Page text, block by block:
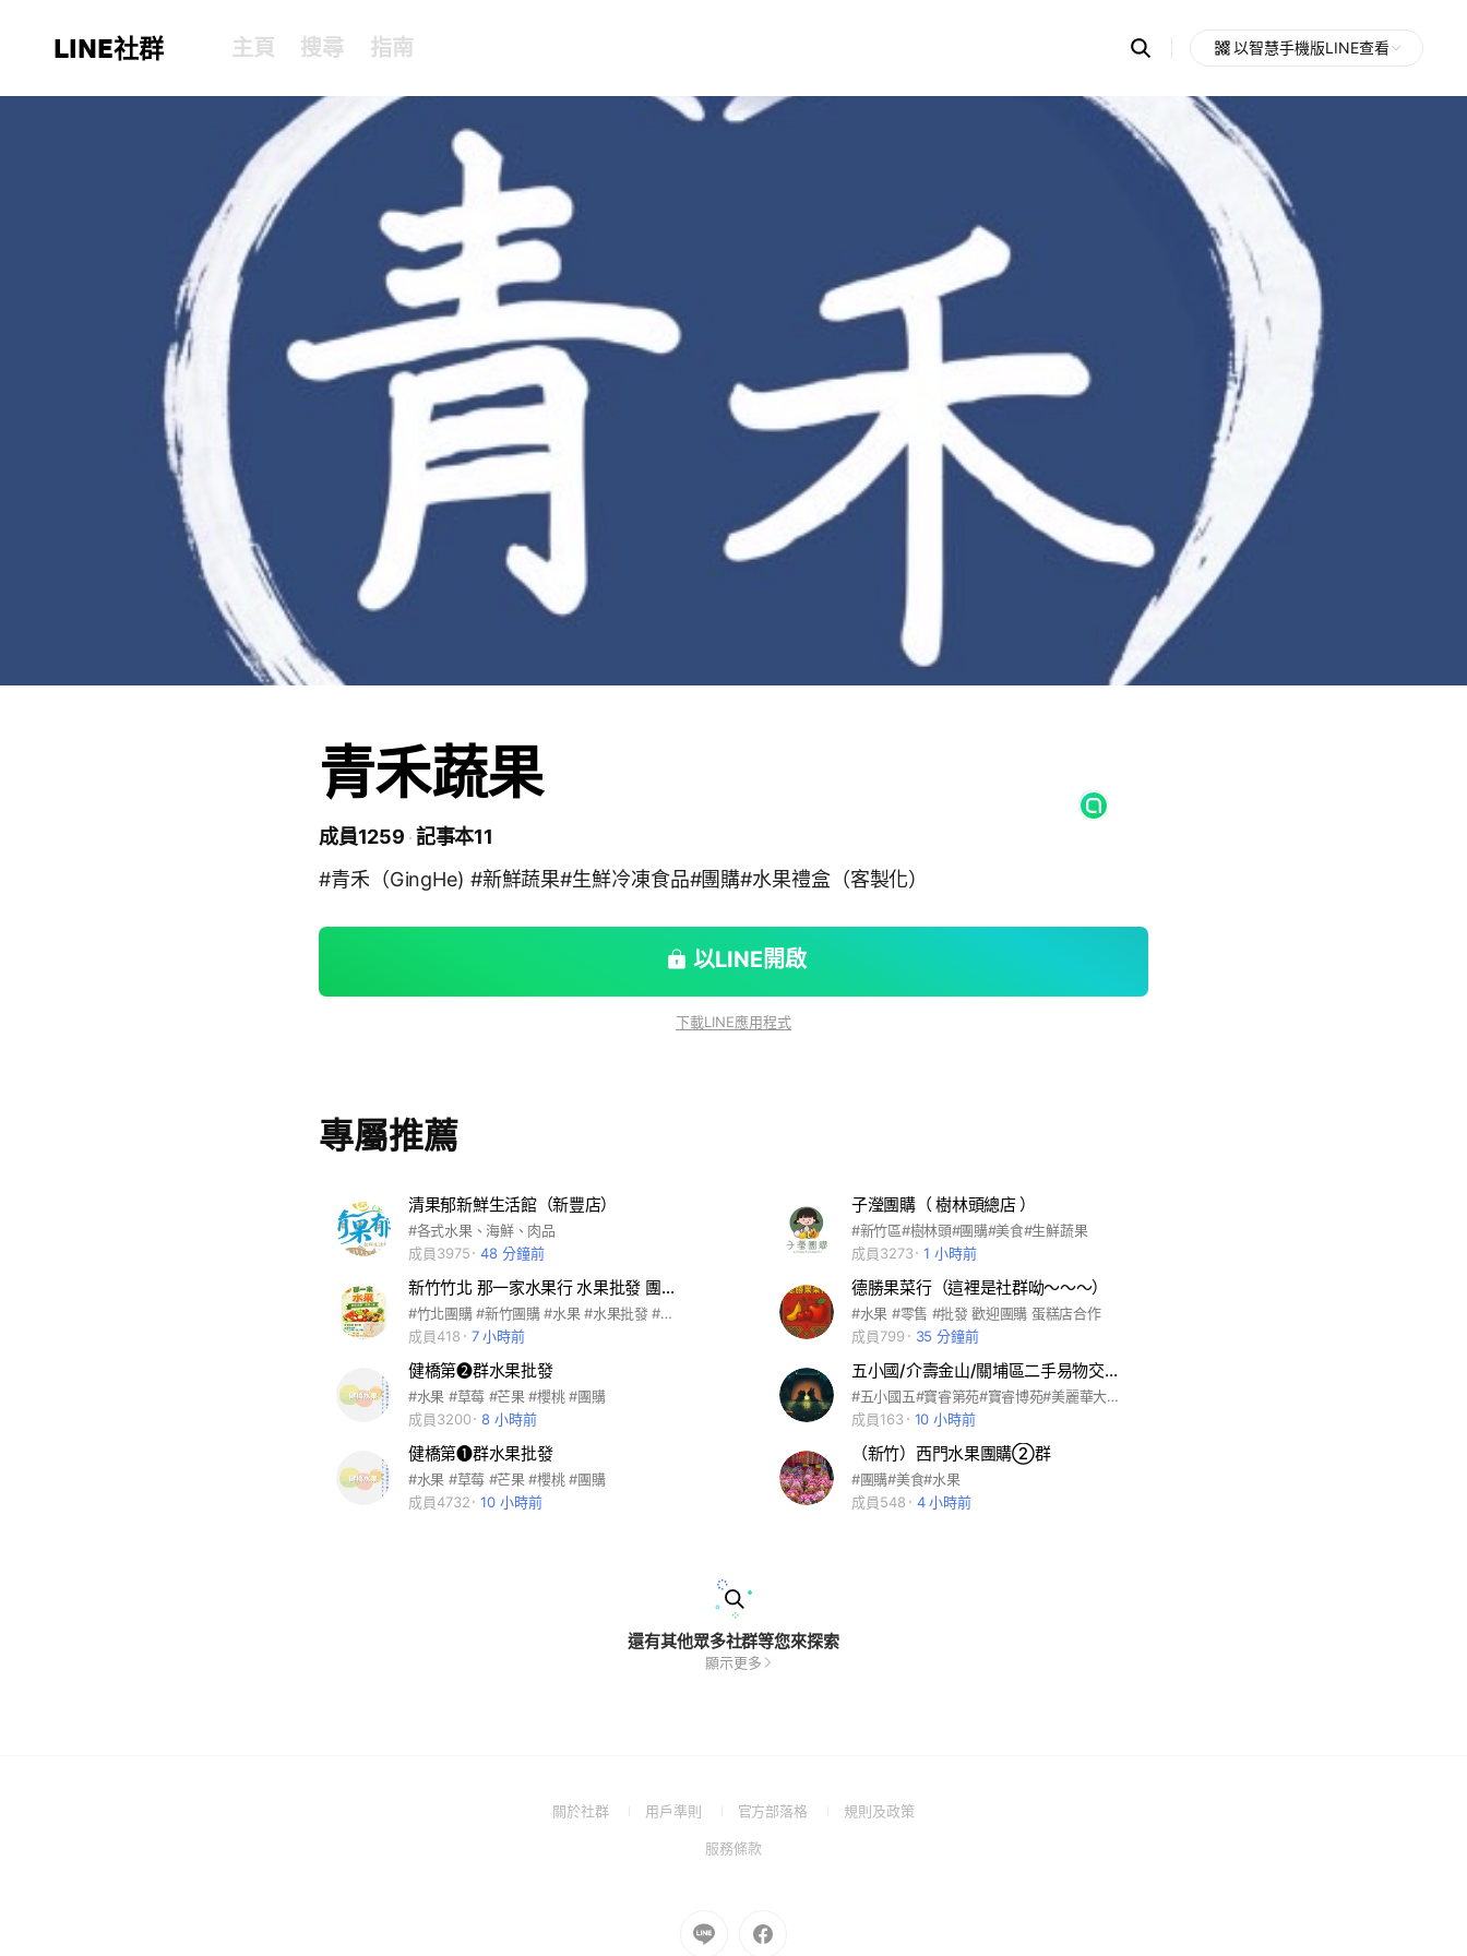
LINE社群 主頁 搜尋 指南 Search
OpenChats
messages
search
以智慧手機版LINE查看
青禾蔬果
成員1259 記事本11
#青禾（GingHe) #新鮮蔬果#生鮮冷凍食品#團購#水果禮盒（客製化）
以LINE開啟
下載LINE應用程式
專屬推薦
清果郁新鮮生活館（新豐店）
#各式水果、海鮮、肉品
成員3975
48 分鐘前
子瀅團購（ 樹林頭總店 ）
#新竹區#樹林頭#團購#美食#生鮮蔬果
成員3273
1 小時前
新竹竹北 那一家水果行 水果批發 團購 新鮮水果 草莓 櫻桃 蓮霧 芒果 芭樂 水梨 火龍果
#竹北團購 #新竹團購 #水果 #水果批發 #水果團購
成員418
7 小時前
德勝果菜行（這裡是社群呦～～～）
#水果 #零售 #批發 歡迎團購 蛋糕店合作
成員799
35 分鐘前
健橋第❷群水果批發
#水果 #草莓 #芒果 #櫻桃 #團購
成員3200
8 小時前
五小國/介壽金山/關埔區二手易物交流空間
#五小國五#寶睿第苑#寶睿博苑#美麗華大方#世界首席#富宇擎天#金山街#介壽路#關埔區#二手交流
成員163
10 小時前
健橋第❶群水果批發
#水果 #草莓 #芒果 #櫻桃 #團購
成員4732
10 小時前
（新竹）西門水果團購②群
#團購#美食#水果
成員548
4 小時前
還有其他眾多社群等您來探索
顯示更多
關於社群
(Open用戶準則
(Open
a
官方部落格
(Open規則及政策(Open
服務條款(Open
window)
Go
to
Go
to